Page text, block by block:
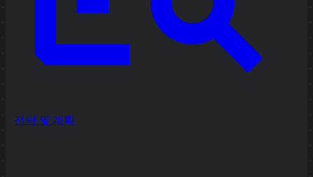
전략 및 계획